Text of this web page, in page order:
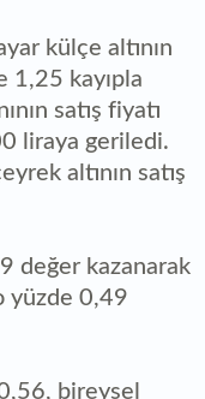
külçe altının
1,25 kayıpla
satış fiyatı
liraya geriledi.
altının satış
değer kazanarak
yüzde 0,49
bireysel